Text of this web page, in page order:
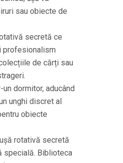
sau obiecte de
secretă ce
profesionalism
de cărți sau
dormitor, aducând
unghi discret al
obiecte
rotativă secretă
specială. Biblioteca